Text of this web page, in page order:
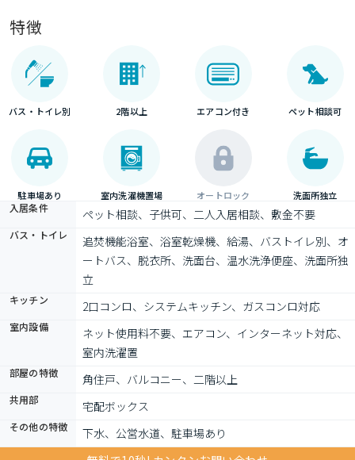
特徴
バス・トイレ別 2階以上 エアコン付き ペット相談可
駐車場あり 室内洗濯機置場 オートロック 洗面所独立
入居条件 ペット相談、子供可、二人入居相談、敷金不要
バス・トイレ
追焚機能浴室、浴室乾燥機、給湯、バストイレ別、オ
ートバス、脱衣所、洗面台、温水洗浄便座、洗面所独
立
キッチン 2口コンロ、システムキッチン、ガスコンロ対応
室内設備
ネット使用料不要、エアコン、インターネット対応、
室内洗濯置
部屋の特徴 角住戸、バルコニー、二階以上
共用部 宅配ボックス
その他の特徴
下水、公営水道、駐車場あり